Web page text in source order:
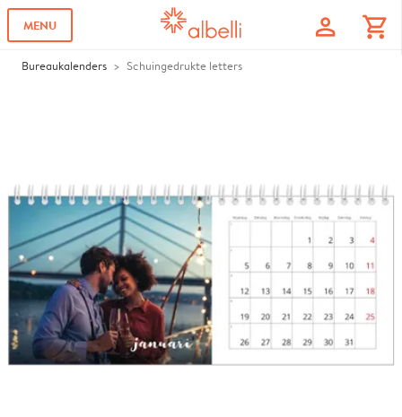
MENU profile shopping_cart
Bureaukalenders Schuingedrukte letters